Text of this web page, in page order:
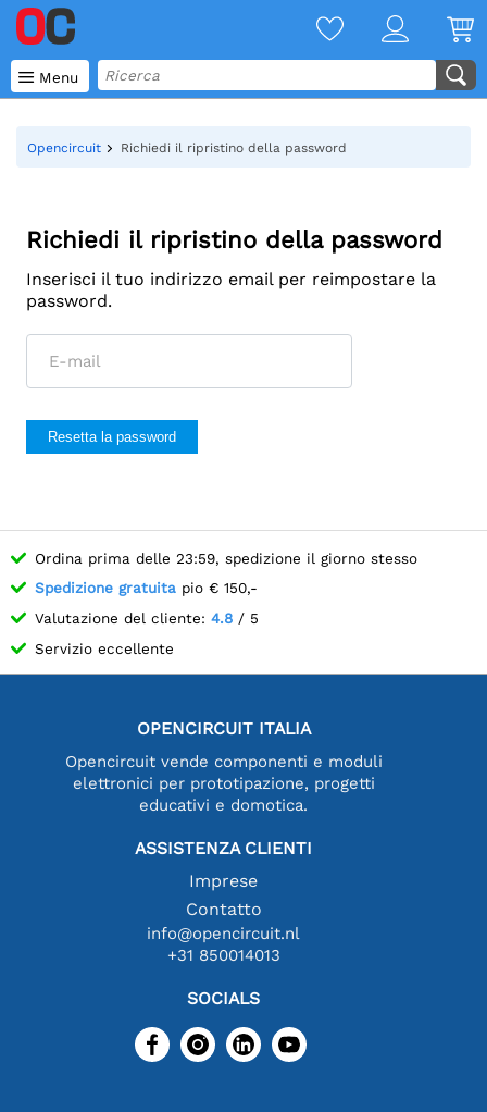
 Menu
Opencircuit Richiedi il ripristino della password
Richiedi il ripristino della password
Inserisci il tuo indirizzo email per reimpostare la
password.
Resetta la password
Ordina prima delle 23:59, spedizione il giorno stesso
Spedizione gratuita pio € 150,-
Valutazione del cliente: 4.8 / 5
Servizio eccellente
OPENCIRCUIT ITALIA
Opencircuit vende componenti e moduli
elettronici per prototipazione, progetti
educativi e domotica.
ASSISTENZA CLIENTI
Imprese
Contatto
info@opencircuit.nl
+31 850014013
SOCIALS